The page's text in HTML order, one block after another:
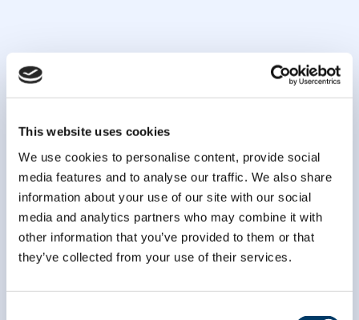
This website uses cookies
We use cookies to personalise content, provide social
media features and to analyse our traffic. We also share
information about your use of our site with our social
media and analytics partners who may combine it with
other information that you’ve provided to them or that
they’ve collected from your use of their services.
info@clsa-elcv.ca
1 866 999-8303